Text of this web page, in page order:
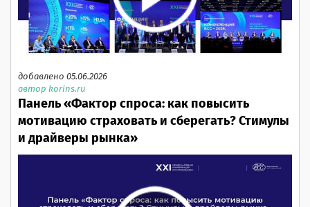
добавлено 05.06.2026
автор korins.ru
Панель «Фактор спроса: как повысить
мотивацию страховать и сберегать? Стимулы
и драйверы рынка»